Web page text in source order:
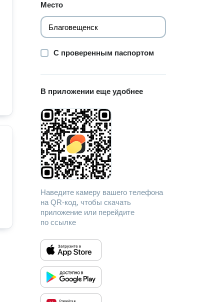
Место
С проверенным паспортом
В приложении еще удобнее
Наведите камеру вашего телефона
на QR-код, чтобы скачать
приложение или перейдите
по ссылке